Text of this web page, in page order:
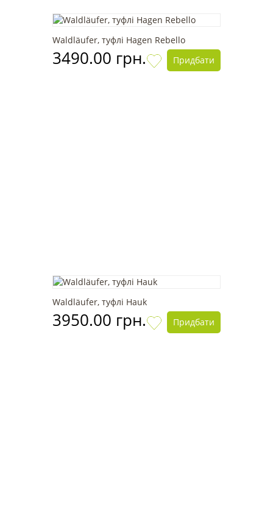
Waldläufer, туфлі Hagen Rebello
3490.00 грн. Придбати
Waldläufer, туфлі Hauk
3950.00 грн. Придбати